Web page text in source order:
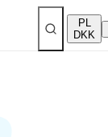
PL
DKK